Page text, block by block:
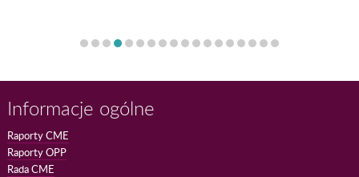
Informacje ogólne
Raporty CME
Raporty OPP
Rada CME